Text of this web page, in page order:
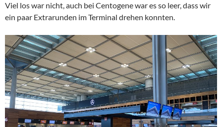
Viel los war nicht, auch bei Centogene war es so leer, dass wir
ein paar Extrarunden im Terminal drehen konnten.